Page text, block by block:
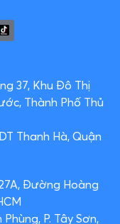
37, Khu Đô Thị
Thành Phố Thủ
Thanh Hà, Quận
Đường Hoàng
P. Tây Sơn,